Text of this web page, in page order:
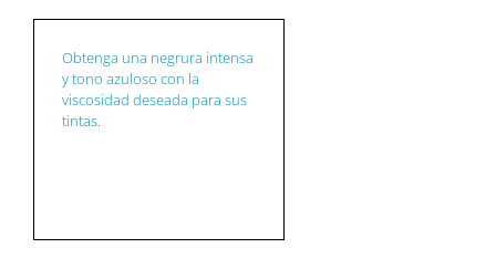
Obtenga una negrura intensa
y tono azuloso con la
viscosidad deseada para sus
tintas.